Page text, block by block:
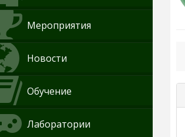
Мероприятия
Новости
Обучение
Лаборатории